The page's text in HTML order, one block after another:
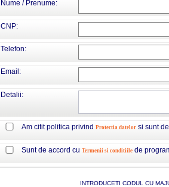
Nume / Prenume:
CNP:
Telefon:
Email:
Detalii:
Am citit politica privind Protectia datelor si sunt
Sunt de accord cu Termenii si conditiile de
INTRODUCETI CODUL CU